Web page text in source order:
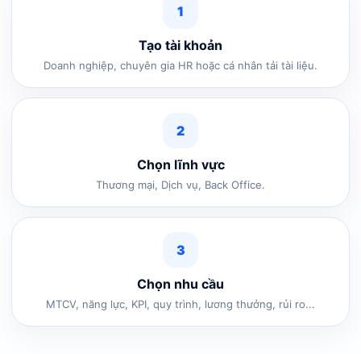
1
Tạo tài khoản
Doanh nghiệp, chuyên gia HR hoặc cá nhân tải tài liệu.
2
Chọn lĩnh vực
Thương mại, Dịch vụ, Back Office.
3
Chọn nhu cầu
MTCV, năng lực, KPI, quy trình, lương thưởng, rủi ro...